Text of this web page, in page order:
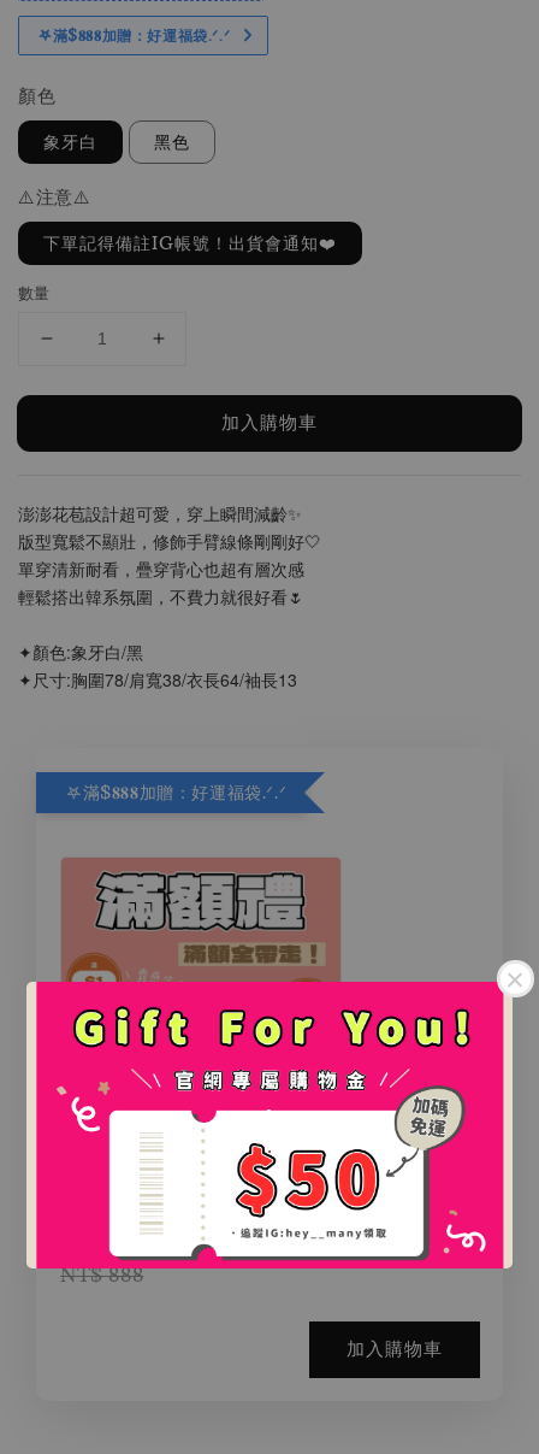
.
.
𖤐滿$𝟖𝟖𝟖加贈：好運福袋.ᐟ‪.ᐟ
顏色
象牙白 黑色
⚠️注意⚠️
下單記得備註IG帳號！出貨會通知❤️
數量
加入購物車
澎澎花苞設計超可愛，穿上瞬間減齡✨
版型寬鬆不顯壯，修飾手臂線條剛剛好🤍
單穿清新耐看，疊穿背心也超有層次感
輕鬆搭出韓系氛圍，不費力就很好看🌷
✦顏色:象牙白/黑
✦尺寸:胸圍78/肩寬38/衣長64/袖長13
𖤐滿$𝟖𝟖𝟖加贈：好運福袋.ᐟ‪.ᐟ
氛圍感百搭鯊魚夾（2款）
NT$ 0
NT$ 888
- +
加入購物車